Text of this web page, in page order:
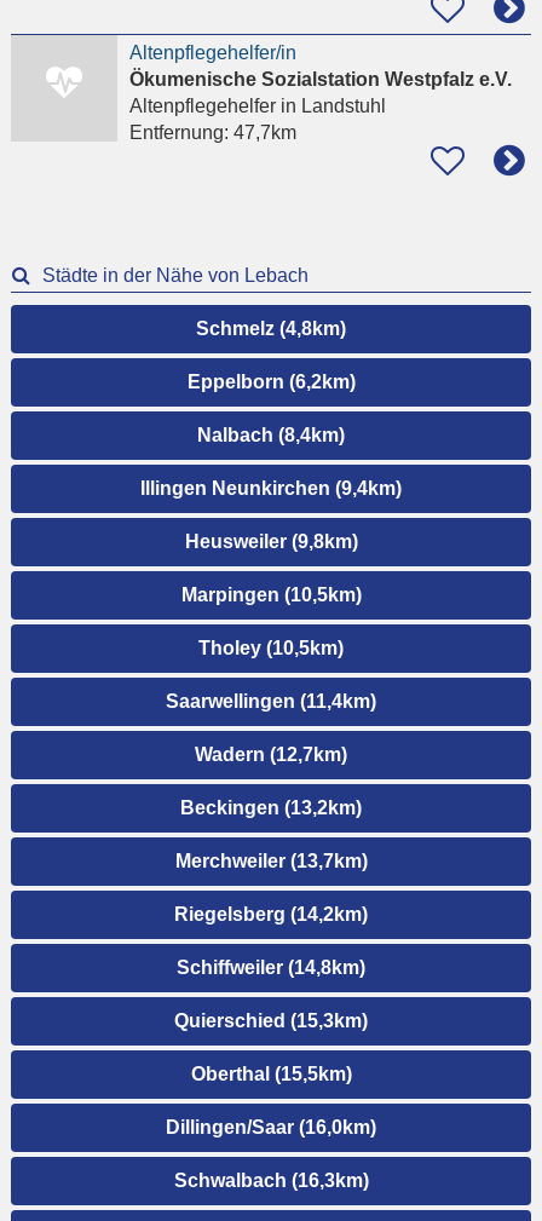
Altenpflegehelfer/in
Ökumenische Sozialstation Westpfalz e.V.
Altenpflegehelferin Landstuhl
Entfernung: 47,7km
Städte in der Nähe von Lebach
Schmelz (4,8km)
Eppelborn (6,2km)
Nalbach (8,4km)
Illingen Neunkirchen (9,4km)
Heusweiler (9,8km)
Marpingen (10,5km)
Tholey (10,5km)
Saarwellingen (11,4km)
Wadern (12,7km)
Beckingen (13,2km)
Merchweiler (13,7km)
Riegelsberg (14,2km)
Schiffweiler (14,8km)
Quierschied (15,3km)
Oberthal (15,5km)
Dillingen/Saar (16,0km)
Schwalbach (16,3km)